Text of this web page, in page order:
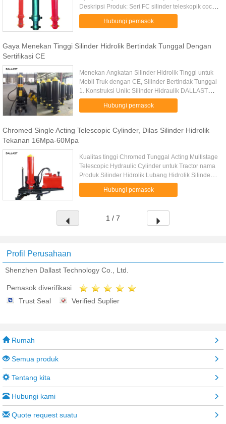
Deskripsi Produk: Seri FC silinder teleskopik cocok
untuk mesin yang membutuhkan stroke panjang
dan panjang pendek. 1. ...
Hubungi pemasok
Gaya Menekan Tinggi Silinder Hidrolik Bertindak Tunggal Dengan
Sertifikasi CE
Menekan Angkatan Silinder Hidrolik Tinggi untuk
Mobil Truk dengan CE, Silinder Bertindak Tunggal
1. Konstruksi Unik: Silinder Hidraulik DALLAST
Hydraulic cylinder sangat terkenal di dalam negeri,
terutama untuk ...Hubungi pemasok
Chromed Single Acting Telescopic Cylinder, Dilas Silinder Hidrolik
Tekanan 16Mpa-60Mpa
Kualitas tinggi Chromed Tunggal Acting Multistage
Telescopic Hydraulic Cylinder untuk Tractor nama
Produk Silinder Hidrolik Lubang Hidrolik Silinder
40mm-1000mm (1 1/2 inci-40 inci) Diameter
batang piston 12mm...
Hubungi pemasok
1 / 7
Profil Perusahaan
Shenzhen Dallast Technology Co., Ltd.
Pemasok diverifikasi
Trust Seal
Verified Suplier
Rumah
Semua produk
Tentang kita
Hubungi kami
Quote request suatu